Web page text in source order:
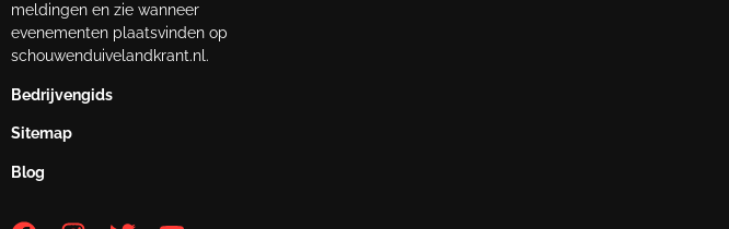
meldingen en zie wanneer
evenementen plaatsvinden op
schouwenduivelandkrant.nl.
Bedrijvengids
Sitemap
Blog